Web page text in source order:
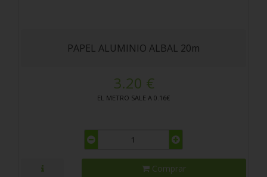
PAPEL ALUMINIO ALBAL 20m
3.20 €
EL METRO SALE A 0.16€
Comprar